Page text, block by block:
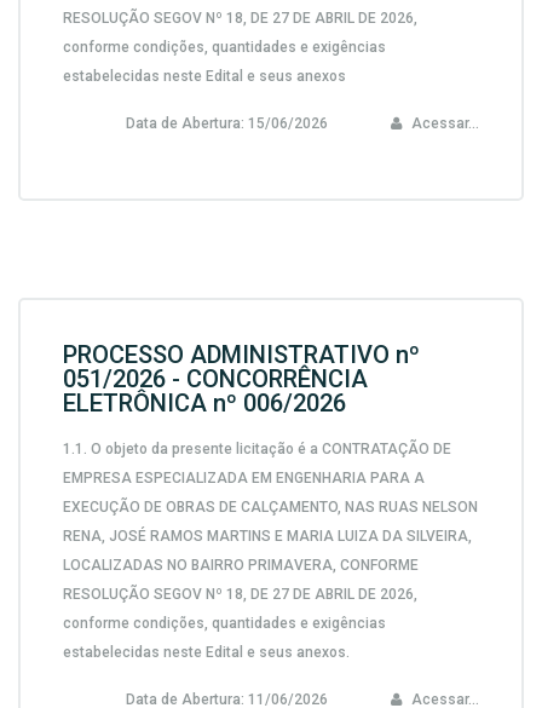
RESOLUÇÃO SEGOV Nº 18, DE 27 DE ABRIL DE 2026,
conforme condições, quantidades e exigências
estabelecidas neste Edital e seus anexos
Data de Abertura: 15/06/2026 Acessar...
PROCESSO ADMINISTRATIVO nº
051/2026 - CONCORRÊNCIA
ELETRÔNICA nº 006/2026
1.1. O objeto da presente licitação é a CONTRATAÇÃO DE
EMPRESA ESPECIALIZADA EM ENGENHARIA PARA A
EXECUÇÃO DE OBRAS DE CALÇAMENTO, NAS RUAS NELSON
RENA, JOSÉ RAMOS MARTINS E MARIA LUIZA DA SILVEIRA,
LOCALIZADAS NO BAIRRO PRIMAVERA, CONFORME
RESOLUÇÃO SEGOV Nº 18, DE 27 DE ABRIL DE 2026,
conforme condições, quantidades e exigências
estabelecidas neste Edital e seus anexos.
Data de Abertura: 11/06/2026 Acessar...